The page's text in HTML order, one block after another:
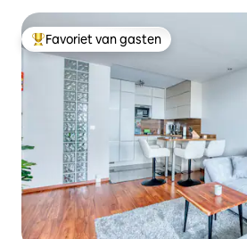
Topfavoriet van gasten
Favoriet van gasten